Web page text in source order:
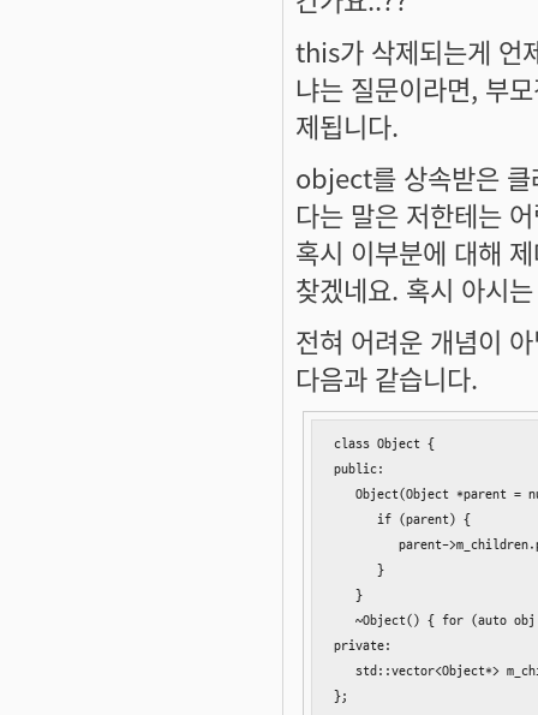
this가 삭제되는게 언
냐는 질문이라면, 부
제됩니다.
object를 상속받은 클
다는 말은 저한테는
혹시 이부분에 대해
찾겠네요. 혹시 아시
전혀 어려운 개념이
다음과 같습니다.
class Object {
public:
Object(Object *parent =
      if (parent) {
parent-
      }
   }
~Object() { for (auto
private:
std::vector<Object*>
};